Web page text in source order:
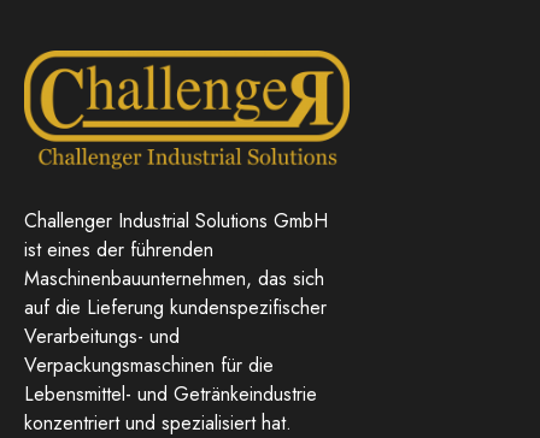
Challenger Industrial Solutions GmbH
ist eines der führenden
Maschinenbauunternehmen, das sich
auf die Lieferung kundenspezifischer
Verarbeitungs- und
Verpackungsmaschinen für die
Lebensmittel- und Getränkeindustrie
konzentriert und spezialisiert hat.